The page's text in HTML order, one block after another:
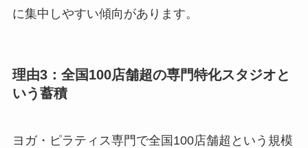
に集中しやすい傾向があります。
理由3：全国100店舗超の専門特化スタジオと
いう蓄積
ヨガ・ピラティス専門で全国100店舗超という規模